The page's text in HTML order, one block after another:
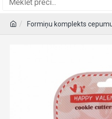
Formiņu komplekts